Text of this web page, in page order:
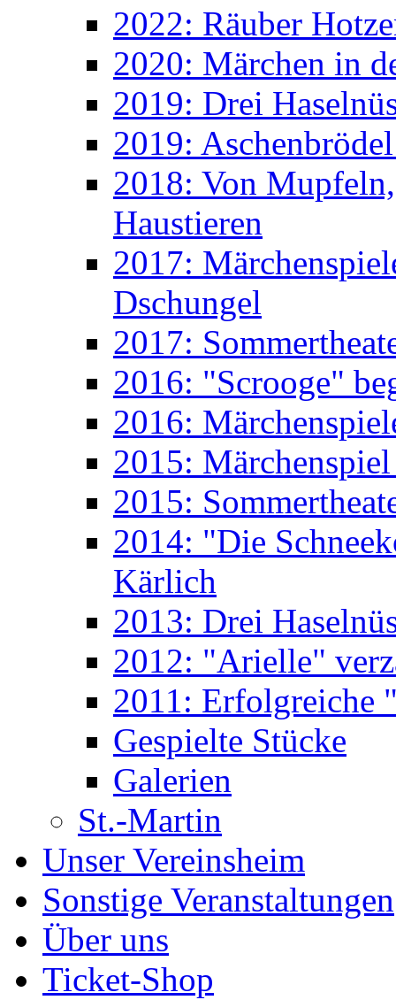
2022: Räuber
2020: Märchen in
2019: Drei
2019:
2018: Von
Haustieren
2017:
Dschungel
2017:
2016: "Scrooge"
2016:
2015:
2015:
2014: "Die
Kärlich
2013: Drei
2012: "Arielle"
2011: Erfolgreiche
Gespielte Stücke
Galerien
St.-Martin
Unser Vereinsheim
Sonstige Veranstaltungen
Über uns
Ticket-Shop